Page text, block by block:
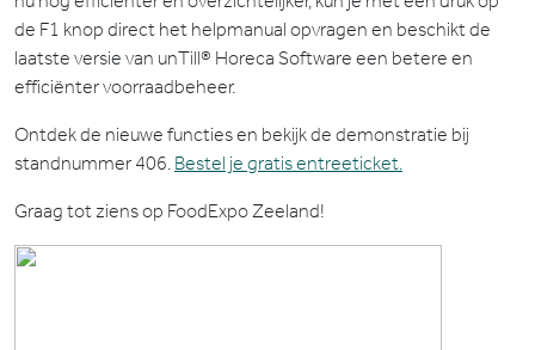
de F1 knop direct het helpmanual opvragen en beschikt de
laatste versie van unTill® Horeca Software een betere en
efficiënter voorraadbeheer.
Ontdek de nieuwe functies en bekijk de demonstratie bij
standnummer 406. Bestel je gratis entreeticket.
Graag tot ziens op FoodExpo Zeeland!